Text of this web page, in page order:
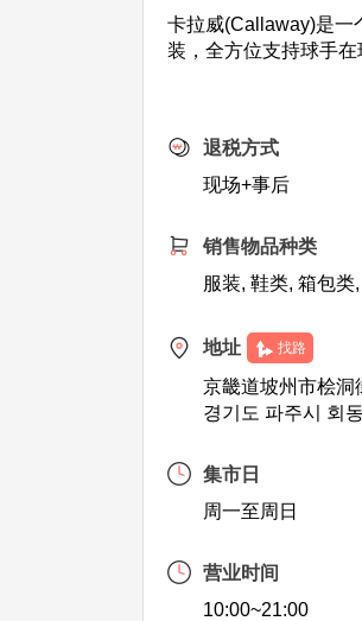
卡拉威(Callaway)是一
装，全方位支持球手在
退税方式
现场+事后
销售物品种类
服装, 鞋类, 箱包类
地址 找路
京畿道坡州市桧洞
경기도 파주시 회
集市日
周一至周日
营业时间
10:00~21:00